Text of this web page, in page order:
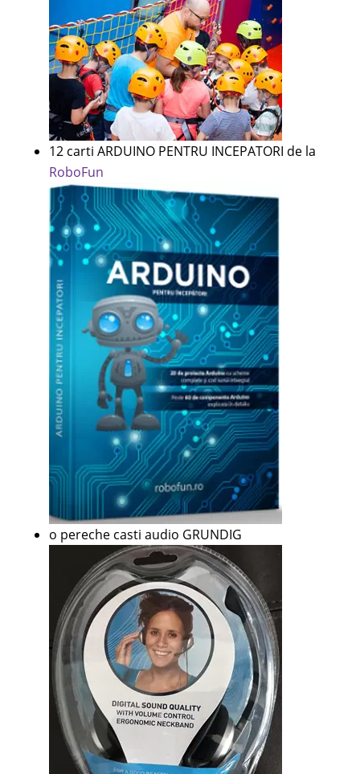
12 carti ARDUINO PENTRU INCEPATORI de la
RoboFun
o pereche casti audio GRUNDIG